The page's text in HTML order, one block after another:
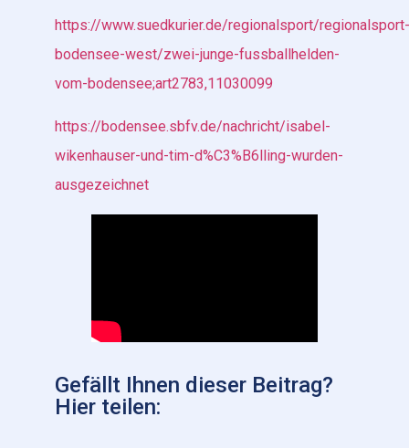
https://www.suedkurier.de/regionalsport/regionalsport-
bodensee-west/zwei-junge-fussballhelden-
vom-bodensee;art2783,11030099
https://bodensee.sbfv.de/nachricht/isabel-
wikenhauser-und-tim-d%C3%B6lling-wurden-
ausgezeichnet
Gefällt Ihnen dieser Beitrag?
Hier teilen: